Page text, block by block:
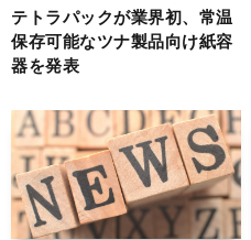
テトラパックが業界初、常温
保存可能なツナ製品向け紙容
器を発表